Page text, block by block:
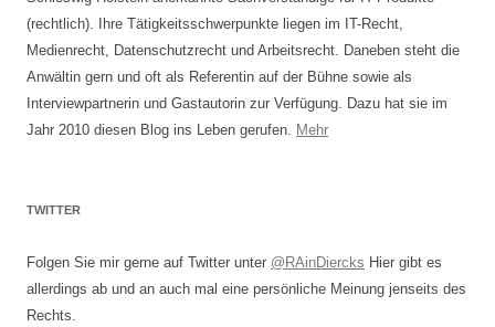
(rechtlich). Ihre Tätigkeitsschwerpunkte liegen im IT-Recht,
Medienrecht, Datenschutzrecht und Arbeitsrecht. Daneben steht die
Anwältin gern und oft als Referentin auf der Bühne sowie als
Interviewpartnerin und Gastautorin zur Verfügung. Dazu hat sie im
Jahr 2010 diesen Blog ins Leben gerufen. Mehr
TWITTER
Folgen Sie mir gerne auf Twitter unter @RAinDiercks Hier gibt es
allerdings ab und an auch mal eine persönliche Meinung jenseits des
Rechts.